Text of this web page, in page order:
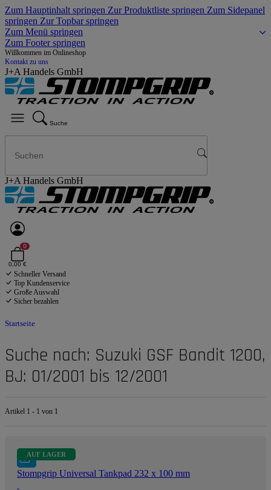
Zum Hauptinhalt springen Zur Produktliste springen Zum Sidepanel
springen Zur Topbar springen
Zum Menü springen
Zum Footer springen
Willkommen im Onlineshop
Kontakt zu uns
J+A Handels GmbH
Suche
J+A Handels GmbH
0
0,00 €
Schneller Versand
Top Kundenservice
Große Auswahl
Sicher bezahlen
Startseite
Suche nach: Suzuki GSF Bandit 1200,
BJ: 01/2001 bis 12/2001
Artikel 1 - 1 von 1
AUF LAGER
Stompgrip Universal Tankpad 232 x 100 mm